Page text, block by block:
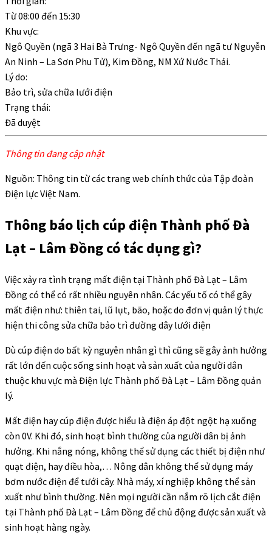
Từ08:00 đến 15:30
Khu vực:
Ngô Quyền (ngã 3 Hai Bà Trưng- Ngô Quyền đến ngã tư Nguyễn
An Ninh – La Sơn Phu Tử), Kim Đồng, NM Xứ Nước Thải.
Lý do:
Bảo trì, sửa chữa lưới điện
Trạng thái:
Đã duyệt
Thông tin đang cập nhật
Nguồn: Thông tin từ các trang web chính thức của Tập đoàn
Điện lực Việt Nam.
Thông báo lịch cúp điện Thành phố Đà
Lạt – Lâm Đồng có tác dụng gì?
Việc xảy ra tình trạng mất điện tại Thành phố Đà Lạt – Lâm
Đồng có thể có rất nhiều nguyên nhân. Các yếu tố có thể gây
mất điện như: thiên tai, lũ lụt, bão, hoặc do đơn vị quản lý thực
hiện thi công sửa chữa bảo trì đường dây lưới điện
Dù cúp điện do bất kỳ nguyên nhân gì thì cũng sẽ gây ảnh hưởng
rất lớn đến cuộc sống sinh hoạt và sản xuất của người dân
thuộc khu vực mà Điện lực Thành phố Đà Lạt – Lâm Đồng quản
lý.
Mất điện hay cúp điện được hiểu là điện áp đột ngột hạ xuống
còn 0V. Khi đó, sinh hoạt bình thường của người dân bị ảnh
hưởng. Khi nắng nóng, không thể sử dụng các thiết bị điện như
quạt điện, hay điều hòa,… Nông dân không thể sử dụng máy
bơm nước điện để tưới cây. Nhà máy, xí nghiệp không thể sản
xuất như bình thường. Nên mọi người cần nắm rõ lịch cắt điện
tại Thành phố Đà Lạt – Lâm Đồng để chủ động được sản xuất và
sinh hoạt hàng ngày.